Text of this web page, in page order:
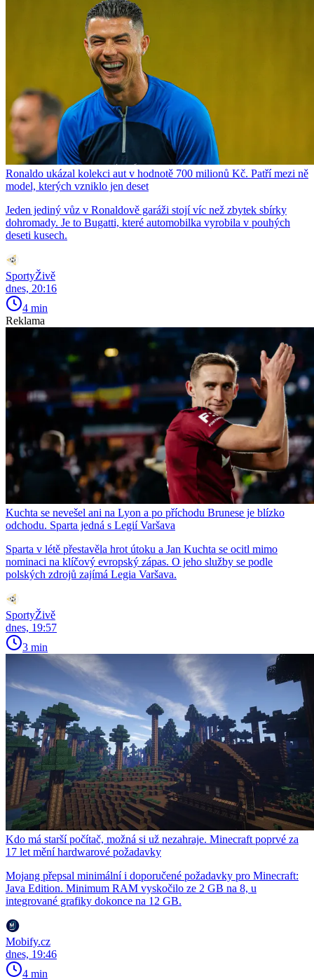
Ronaldo ukázal kolekci aut v hodnotě 700 milionů Kč. Patří mezi ně
model, kterých vzniklo jen deset
Jeden jediný vůz v Ronaldově garáži stojí víc než zbytek sbírky
dohromady. Je to Bugatti, které automobilka vyrobila v pouhých
deseti kusech.
SportyŽivě
dnes, 20:16
4 min
Reklama
Kuchta se nevešel ani na Lyon a po příchodu Brunese je blízko
odchodu. Sparta jedná s Legií Varšava
Sparta v létě přestavěla hrot útoku a Jan Kuchta se ocitl mimo
nominaci na klíčový evropský zápas. O jeho služby se podle
polských zdrojů zajímá Legia Varšava.
SportyŽivě
dnes, 19:57
3 min
Kdo má starší počítač, možná si už nezahraje. Minecraft poprvé za
17 let mění hardwarové požadavky
Mojang přepsal minimální i doporučené požadavky pro Minecraft:
Java Edition. Minimum RAM vyskočilo ze 2 GB na 8, u
integrované grafiky dokonce na 12 GB.
Mobify.cz
dnes, 19:46
4 min